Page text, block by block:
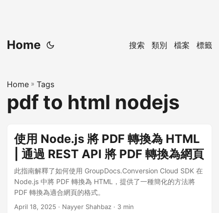
Home 搜索 類別 檔案 標籤
Home » Tags
pdf to html nodejs
使用 Node.js 將 PDF 轉換為 HTML
| 通過 REST API 將 PDF 轉換為網頁
此指南解釋了如何使用 GroupDocs.Conversion Cloud SDK 在
Node.js 中將 PDF 轉換為 HTML，提供了一種簡化的方法將
PDF 轉換為適合網頁的格式。
April 18, 2025 · Nayyer Shahbaz · 3 min